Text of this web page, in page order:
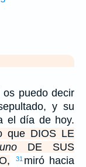
os puedo decir
y su
el día de hoy.
que DIOS LE
DE SUS
31 miró hacia